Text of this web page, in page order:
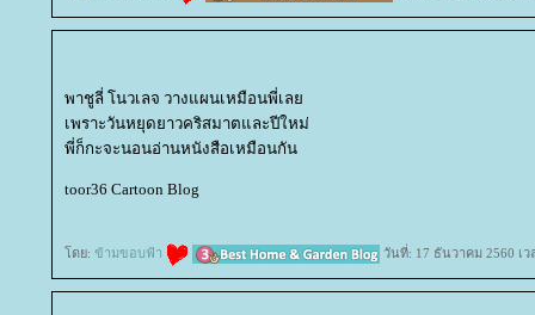
พาชูลี่ โนวเลจ วางแผนเหมือนพี่เล
เพราะวันหยุดยาวคริสมาตและปีใหม่
พี่ก็กะจะนอนอ่านหนังสือเหมือนกัน
toor36 Cartoon Blog
ดย: ข้ามขอบฟ้า วันที่: 17 ธันวาคม 2560 เว